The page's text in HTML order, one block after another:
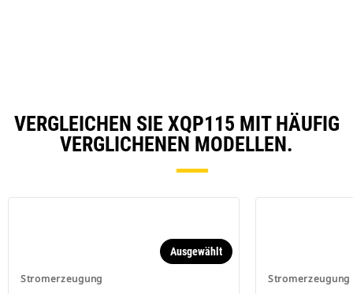
VERGLEICHEN SIE XQP115 MIT HÄUFIG
VERGLICHENEN MODELLEN.
Stromerzeugung
Ausgewählt
Stromerzeugung